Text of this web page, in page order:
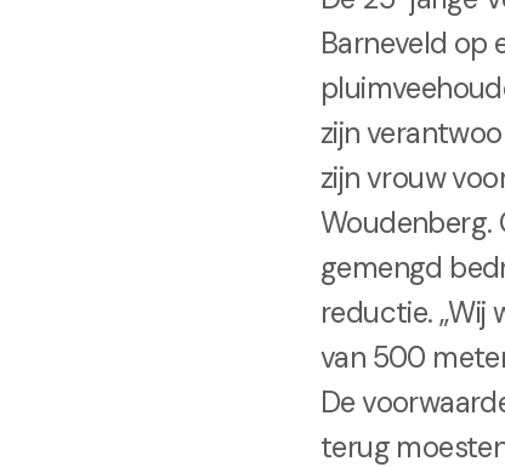
Barneveld op
zijn
zijn vrouw
Woudenberg.
gemengd
reductie. „Wij
van 500
De
terug